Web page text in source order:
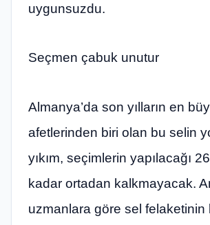
uygunsuzdu.
Seçmen çabuk unutur
Almanya’da son yılların en
afetlerinden biri olan bu selin
yıkım, seçimlerin yapılacağı
kadar ortadan kalkmayacak.
uzmanlara göre sel felaketinin